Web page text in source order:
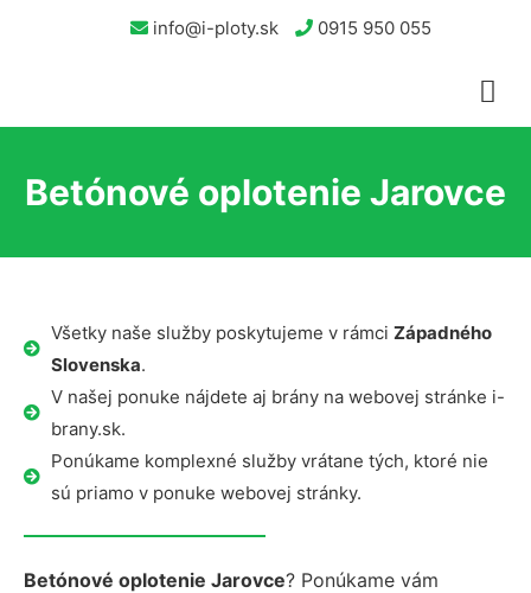
info@i-ploty.sk 0915 950 055
Betónové oplotenie Jarovce
Všetky naše služby poskytujeme v rámci Západného
Slovenska.
V našej ponuke nájdete aj brány na webovej stránke i-
brany.sk.
Ponúkame komplexné služby vrátane tých, ktoré nie
sú priamo v ponuke webovej stránky.
Betónové oplotenie Jarovce? Ponúkame vám